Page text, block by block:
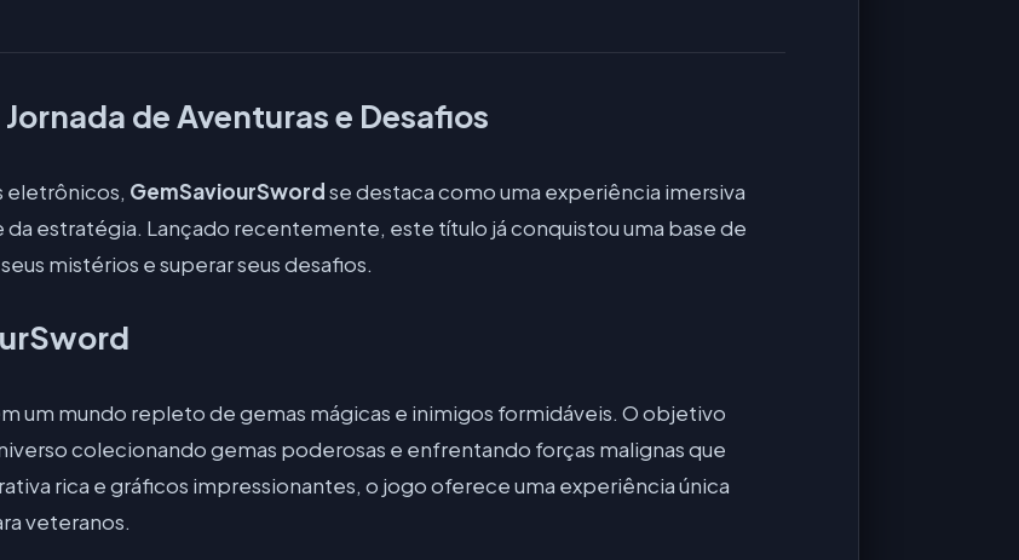
de Aventuras e Desafios
eletrônicos, GemSaviourSwordse destaca como uma experiência imersiva
da estratégia. Lançado recentemente, este título já conquistou uma base de
mistérios e superar seus desafios.
um mundo repleto de gemas mágicas e inimigos formidáveis. O objetivo
colecionando gemas poderosas e enfrentando forças malignas que
rica e gráficos impressionantes, o jogo oferece uma experiência única
veteranos.